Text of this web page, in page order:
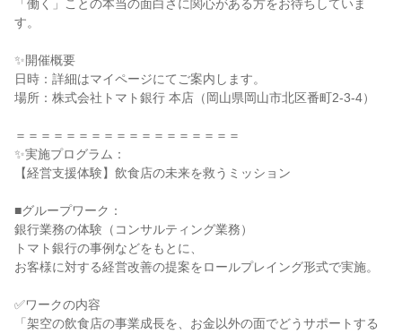
「働く」ことの本当の面白さに関心がある方をお待ちしていま
す。
✨開催概要
日時：詳細はマイページにてご案内します。
場所：株式会社トマト銀行 本店（岡山県岡山市北区番町2-3-4）
＝＝＝＝＝＝＝＝＝＝＝＝＝＝＝＝＝＝
✨実施プログラム：
【経営支援体験】飲食店の未来を救うミッション
■グループワーク：
銀行業務の体験（コンサルティング業務）
トマト銀行の事例などをもとに、
お客様に対する経営改善の提案をロールプレイング形式で実施。
✅ワークの内容
「架空の飲食店の事業成長を、お金以外の面でどうサポートする